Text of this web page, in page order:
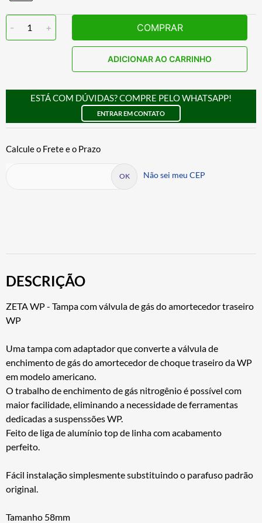
- 1 + COMPRAR
ADICIONAR AO CARRINHO
ESTÁ COM DÚVIDAS? COMPRE PELO WHATSAPP!
ENTRAR EM CONTATO
Não sei meu CEP
DESCRIÇÃO
ZETA WP - Tampa com válvula de gás do amortecedor traseiro
WP
Uma tampa com adaptador que converte a válvula de
enchimento de gás do amortecedor de choque traseiro da WP
em modelo americano.
O trabalho de enchimento de gás nitrogênio é possível com
maior facilidade, eliminando a necessidade de ferramentas
dedicadas a suspenssões WP.
Feito de liga de alumínio top de linha com acabamento
perfeito.
Fácil instalação simplesmente substituindo o parafuso padrão
original.
Tamanho 58mm